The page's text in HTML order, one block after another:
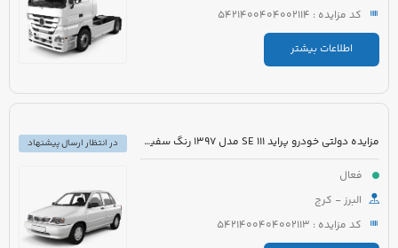
کد مزایده : 5421400404002114
اطلاعات بیشتر
مزایده دولتی خودرو پراید 111 SE مدل 1397 رنگ سفید روغنی
فعال
البرز - کرج
کد مزایده : 5421400404002113
در انتظار ارسال پیشنهاد